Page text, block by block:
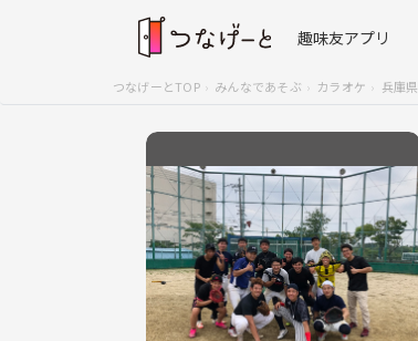
趣味友アプリ
つなげーとTOP みんなであそぶ カラオケ 兵庫県